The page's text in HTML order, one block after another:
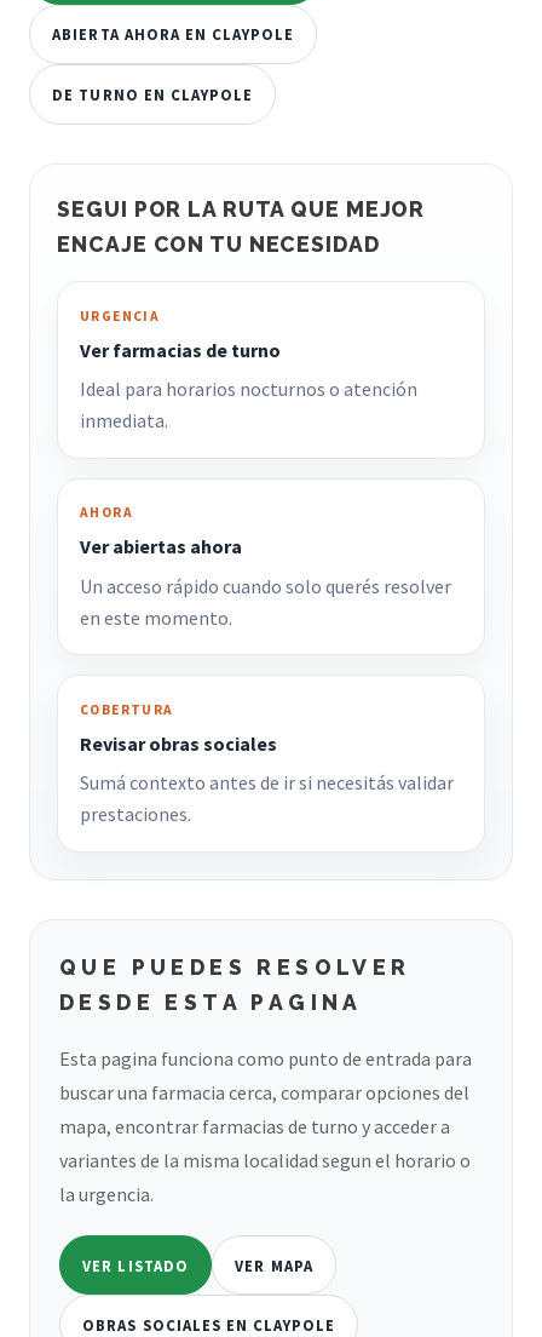
ABIERTA AHORA EN CLAYPOLE
DE TURNO EN CLAYPOLE
SEGUI POR LA RUTA QUE MEJOR
ENCAJE CON TU NECESIDAD
URGENCIA
Ver farmacias de turno
Ideal para horarios nocturnos o atención
inmediata.
AHORA
Ver abiertas ahora
Un acceso rápido cuando solo querés resolver
en este momento.
COBERTURA
Revisar obras sociales
Sumá contexto antes de ir si necesitás validar
prestaciones.
QUE PUEDES RESOLVER
DESDE ESTA PAGINA
Esta pagina funciona como punto de entrada para
buscar una farmacia cerca, comparar opciones del
mapa, encontrar farmacias de turno y acceder a
variantes de la misma localidad segun el horario o
la urgencia.
VER LISTADO VER MAPA
OBRAS SOCIALES EN CLAYPOLE